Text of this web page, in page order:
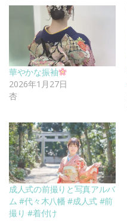
華やかな振袖
2026年1月27日
杏
成人式の前撮りと写真アルバ
ム #代々木八幡 #成人式 #前
撮り #着付け